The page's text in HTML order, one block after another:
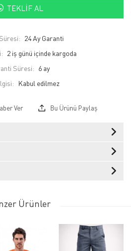
TEKLIF AL
24 Ay Garanti
2 iş günü içinde kargoda
Süresi: 6 ay
Ver Bu Ürünü Paylaş
Ürünler